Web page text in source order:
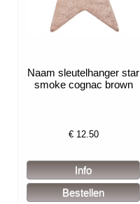
Naam sleutelhanger star
smoke cognac brown
€ 12.50